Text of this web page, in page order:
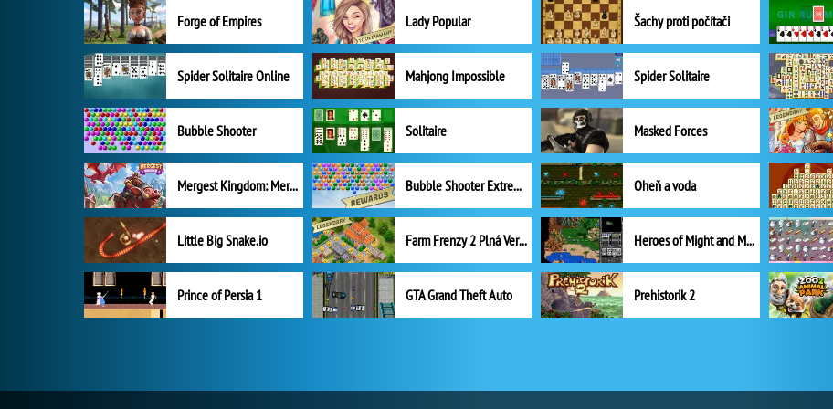
Forge of Empires Lady Popular Šachy proti počítači
Spider Solitaire Online Mahjong Impossible Spider Solitaire
Bubble Shooter Solitaire Masked Forces
Mergest Kingdom: Merge Puzzle Bubble Shooter Extreme Oheň a voda
Little Big Snake.io Farm Frenzy 2 Plná Verze Heroes of Might and Magic II
Prince of Persia 1 GTA Grand Theft Auto Prehistorik 2